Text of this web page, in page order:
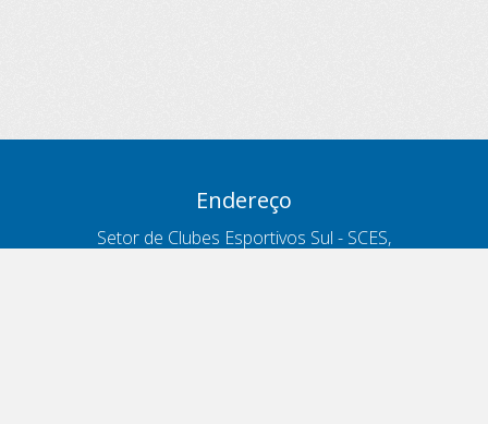
Endereço
Setor de Clubes Esportivos Sul - SCES,